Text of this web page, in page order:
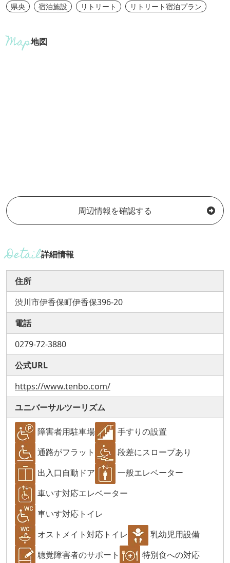
県央 宿泊施設 リトリート リトリート宿泊プラン
地図
周辺情報を確認する
詳細情報
住所
渋川市伊香保町伊香保396-20
電話
0279-72-3880
公式URL
https://www.tenbo.com/
ユニバーサルツーリズム
障害者用駐車場
手すりの設置
通路がフラット
段差にスロープあり
出入口自動ドア
一般エレベーター
車いす対応エレベーター
車いす対応トイレ
オストメイト対応トイレ
乳幼児用設備
聴覚障害者のサポート
特別食への対応